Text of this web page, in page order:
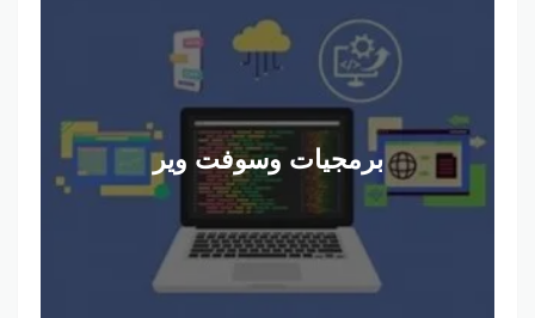
برمجيات وسوفت وير